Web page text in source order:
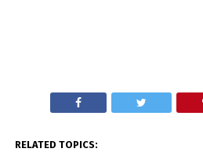
RELATED TOPICS: